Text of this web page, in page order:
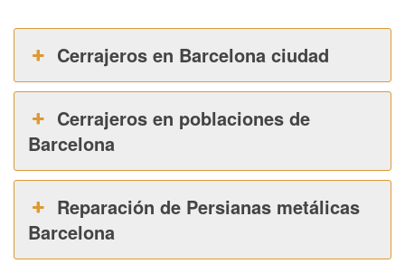
Cerrajeros en Barcelona ciudad
Cerrajeros en poblaciones de
Barcelona
Reparación de Persianas metálicas
Barcelona